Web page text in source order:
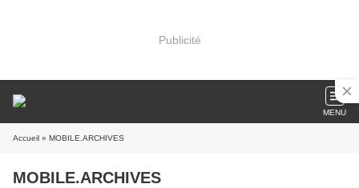
Publicité
MENU
Accueil » MOBILE.ARCHIVES
MOBILE.ARCHIVES